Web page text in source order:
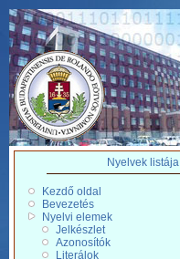
Nyelvek listája
Kezdő oldal
Bevezetés
Nyelvi elemek
Jelkészlet
Azonosítók
Literálok